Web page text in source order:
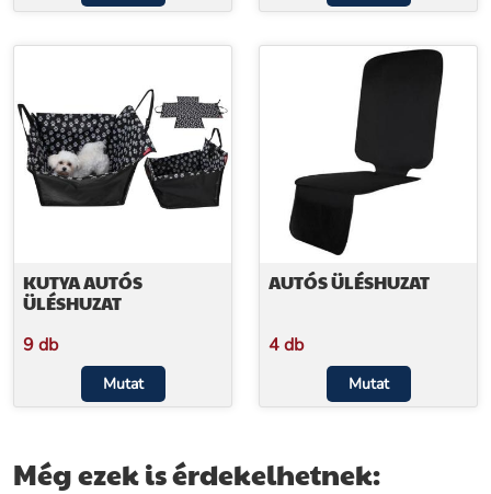
KUTYA AUTÓS
ÜLÉSHUZAT
9 db
Mutat
AUTÓS ÜLÉSHUZAT
4 db
Mutat
Még ezek is érdekelhetnek: